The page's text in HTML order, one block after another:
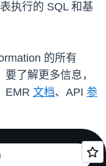
执行的 SQL 和基
的所有
了解更多信息，
EMR 文档、API 参